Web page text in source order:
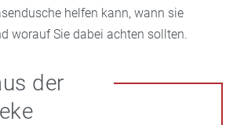
helfen kann, wann sie
worauf Sie dabei achten sollten.
der